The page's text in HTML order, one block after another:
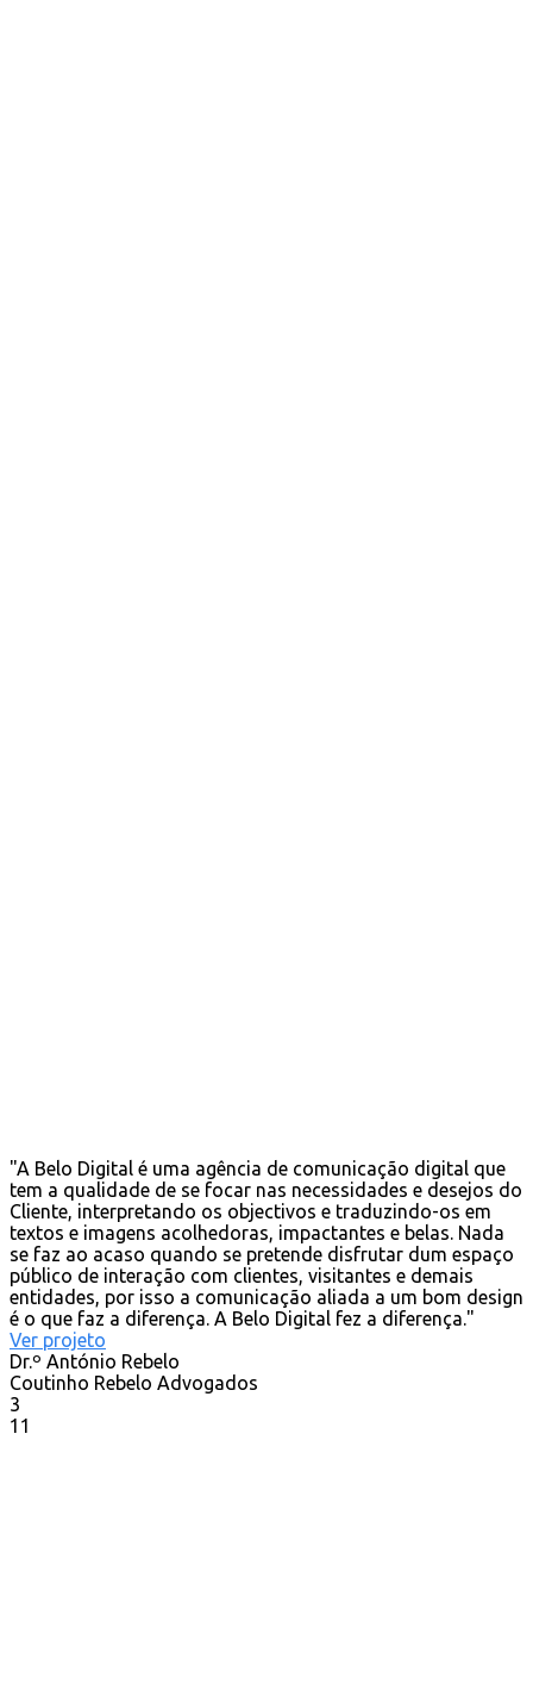
"A Belo Digital é uma agência de comunicação digital que
tem a qualidade de se focar nas necessidades e desejos do
Cliente, interpretando os objectivos e traduzindo-os em
textos e imagens acolhedoras, impactantes e belas. Nada
se faz ao acaso quando se pretende disfrutar dum espaço
público de interação com clientes, visitantes e demais
entidades, por isso a comunicação aliada a um bom design
é o que faz a diferença. A Belo Digital fez a diferença."
Ver projeto
Dr.º António Rebelo
Coutinho Rebelo Advogados
3
11